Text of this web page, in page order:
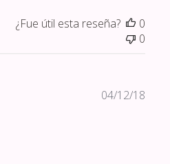
¿Fue útil esta reseña?
0
0
04/12/18